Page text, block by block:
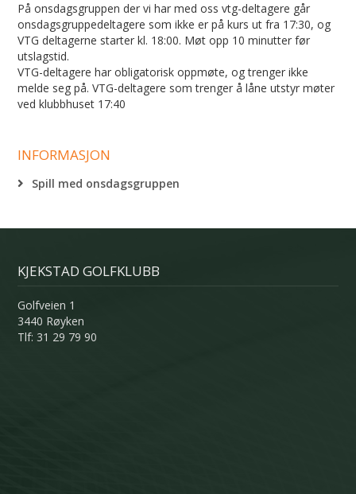
På onsdagsgruppen der vi har med oss vtg-deltagere går
onsdagsgruppedeltagere som ikke er på kurs ut fra 17:30, og
VTG deltagerne starter kl. 18:00. Møt opp 10 minutter før
utslagstid.
VTG-deltagere har obligatorisk oppmøte, og trenger ikke
melde seg på. VTG-deltagere som trenger å låne utstyr møter
ved klubbhuset 17:40
INFORMASJON
Spill med onsdagsgruppen
KJEKSTAD GOLFKLUBB
Golfveien 1
3440 Røyken
Tlf: 31 29 79 90